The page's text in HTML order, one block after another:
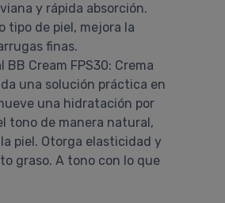
y rápida absorción.
tipo de piel, mejora la
finas.
BB Cream FPS30: Crema
una solución práctica en
una hidratación por
tono de manera natural,
piel. Otorga elasticidad y
graso. A tono con lo que